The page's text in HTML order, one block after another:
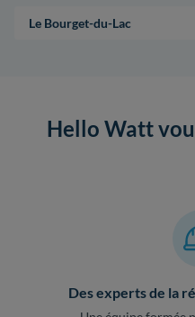
Le Bourget-du-Lac
Hello Watt
Des experts de la